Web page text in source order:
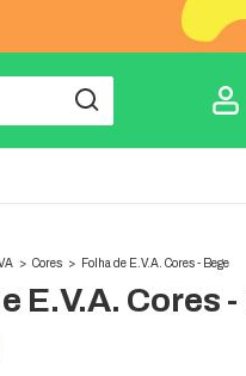
> Cores > Folha de E.V.A. Cores - Bege
E.V.A. Cores